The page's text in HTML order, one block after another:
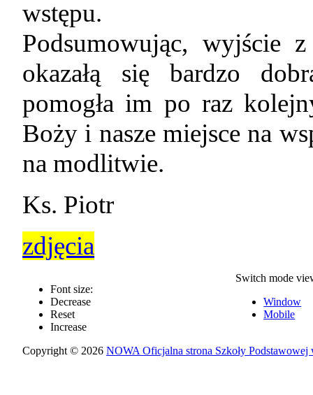
wstępu.
Podsumowując, wyjście
okazałą się bardzo
pomogła im po raz
Boży i nasze miejsce na
na modlitwie.
Ks. Piotr
zdjęcia
Font size:
Decrease
Reset
Increase
Switch mode
Window
Mobile
Copyright © 2026NOWA Oficjalna strona Szkoły